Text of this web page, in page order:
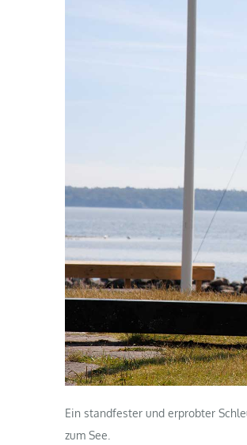
Ein standfester und erprobter
zum See.